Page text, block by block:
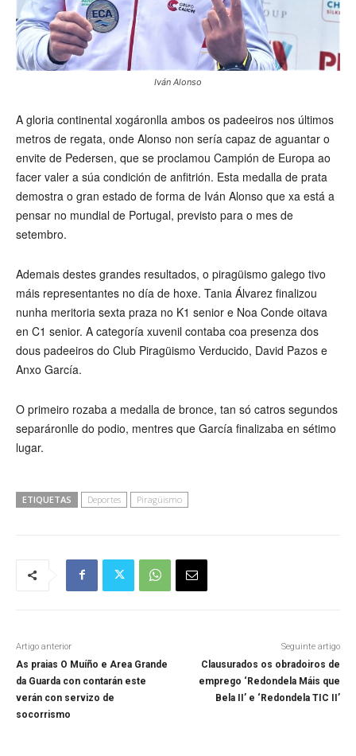
Iván Alonso
A gloria continental xogáronlla ambos os padeeiros nos últimos
metros de regata, onde Alonso non sería capaz de aguantar o
envite de Pedersen, que se proclamou Campión de Europa ao
facer valer a súa condición de anfitrión. Esta medalla de prata
demostra o gran estado de forma de Iván Alonso que xa está a
pensar no mundial de Portugal, previsto para o mes de
setembro.
Ademais destes grandes resultados, o piragüismo galego tivo
máis representantes no día de hoxe. Tania Álvarez finalizou
nunha meritoria sexta praza no K1 senior e Noa Conde oitava
en C1 senior. A categoría xuvenil contaba coa presenza dos
dous padeeiros do Club Piragüismo Verducido, David Pazos e
Anxo García.
O primeiro rozaba a medalla de bronce, tan só catros segundos
separáronlle do podio, mentres que García finalizaba en sétimo
lugar.
ETIQUETAS Deportes Piragüismo
Artigo anterior
As praias O Muíño e Area Grande
da Guarda con contarán este
verán con servizo de
socorrismo
Seguinte artigo
Clausurados os obradoiros de
emprego ‘Redondela Máis que
Bela II’ e ‘Redondela TIC II’